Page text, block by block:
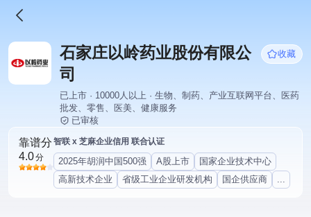
石家庄以岭药业股份有限公
司
收藏
已上市 · 10000人以上 · 生物、制药、产业互联网平台、医药
批发、零售、医美、健康服务
已审核
靠谱分
4.0分
智联 x 芝麻企业信用 联合认证
2025年胡润中国500强 A股上市
国家企业技术中心
高新技术企业
省级工业企业研发机构 国企供应商 ...